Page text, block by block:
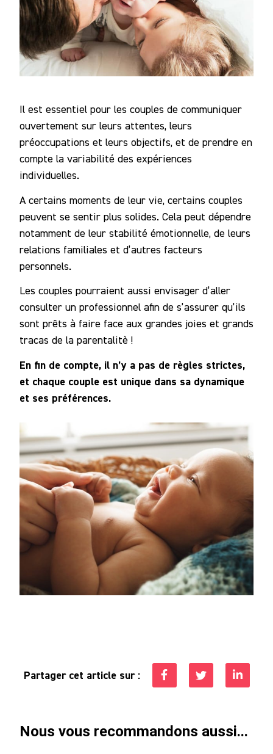
Il est essentiel pour les couples de communiquer
ouvertement sur leurs attentes, leurs
préoccupations et leurs objectifs, et de prendre en
compte la variabilité des expériences
individuelles.
A certains moments de leur vie, certains couples
peuvent se sentir plus solides. Cela peut dépendre
notamment de leur stabilité émotionnelle, de leurs
relations familiales et d’autres facteurs
personnels.
Les couples pourraient aussi envisager d’aller
consulter un professionnel afin de s’assurer qu’ils
sont prêts à faire face aux grandes joies et grands
tracas de la parentalitè !
En fin de compte, il n’y a pas de règles strictes,
et chaque couple est unique dans sa dynamique
et ses préférences.
Partager cet article sur :
Nous vous recommandons aussi...